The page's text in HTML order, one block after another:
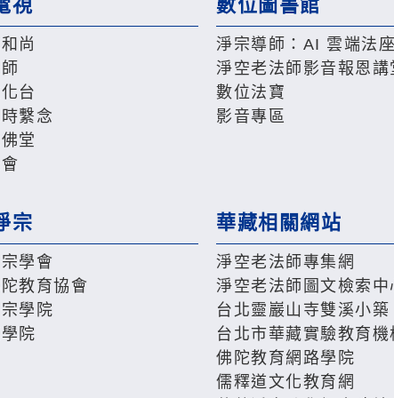
視
尚
台
繫念
堂
數位圖書館
淨宗導師：AI 雲端法座
淨空老法師影音報恩講
數位法寶
影音專區
宗
學會
教育協會
學院
院
華藏相關網站
淨空老法師專集網
淨空老法師圖文檢索中
台北靈巖山寺雙溪小築
台北市華藏實驗教育機
佛陀教育網路學院
儒釋道文化教育網